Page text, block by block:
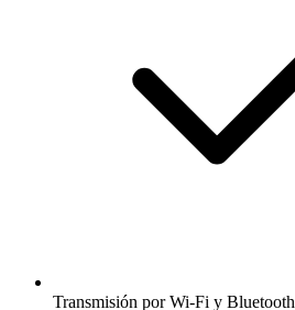
Transmisión por Wi-Fi y Bluetooth